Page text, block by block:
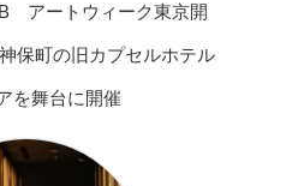
アートウィーク東京開
保町の旧カプセルホテル
を舞台に開催